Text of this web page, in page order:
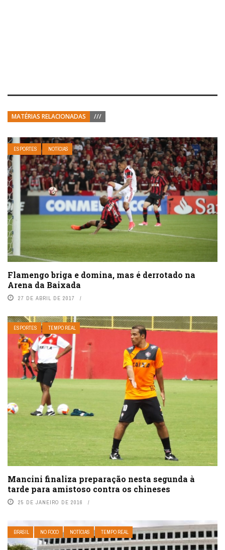
MATÉRIAS RELACIONADAS ///
ESPORTES NOTÍCIAS
Flamengo briga e domina, mas é derrotado na
Arena da Baixada
27 DE ABRIL DE 2017
ESPORTES TEMPO REAL
Mancini finaliza preparação nesta segunda à
tarde para amistoso contra os chineses
25 DE JANEIRO DE 2016
BRASIL NO FOCO NOTÍCIAS TEMPO REAL